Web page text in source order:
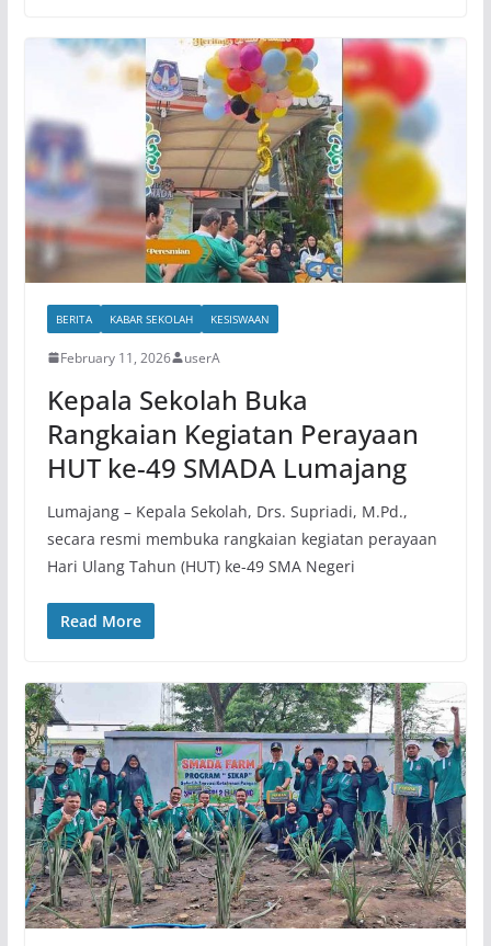
BERITA KABAR SEKOLAH KESISWAAN
February 11, 2026 userA
Kepala Sekolah Buka
Rangkaian Kegiatan Perayaan
HUT ke-49 SMADA Lumajang
Lumajang – Kepala Sekolah, Drs. Supriadi, M.Pd.,
secara resmi membuka rangkaian kegiatan perayaan
Hari Ulang Tahun (HUT) ke-49 SMA Negeri
Read More